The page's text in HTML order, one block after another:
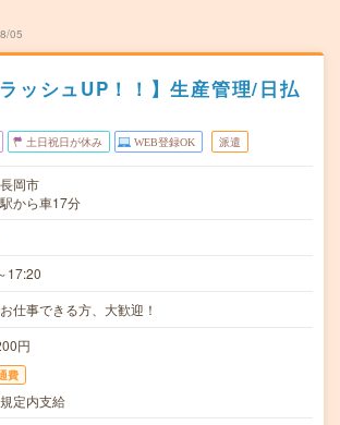
05
ッシュUP！！】生産管理/日払
土日祝日が休み WEB登録OK 派遣
岡市
から車17分
17:20
仕事できる方、大歓迎！
円
費
定内支給